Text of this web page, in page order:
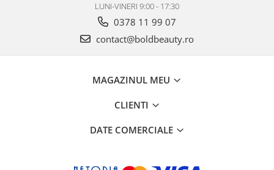
LUNI-VINERI 9:00 - 17:30
0378 11 99 07
contact@boldbeauty.ro
MAGAZINUL MEU
CLIENTI
DATE COMERCIALE